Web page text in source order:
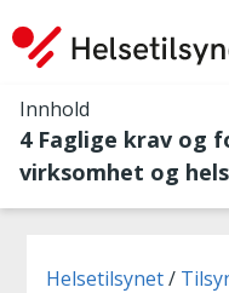
Innhold
4 Faglige krav og
virksomhet og
Du er her:
Helsetilsynet